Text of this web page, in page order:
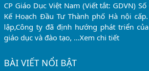
CP Giáo Dục Việt Nam (Viết tắt: GDVN)
Kế Hoạch Đầu Tư Thành phố Hà nội
lập,Công ty đã định hướng phát triển
giáo dục và đào tạo, …Xem chi tiết
BÀI VIẾT NỔI BẬT